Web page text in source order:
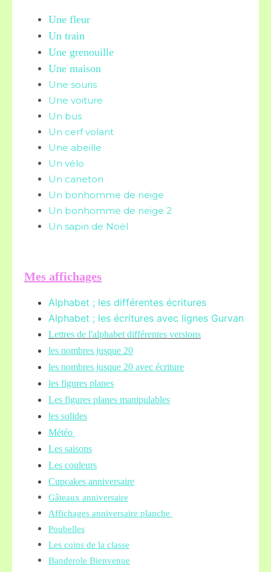
Une fleur
Un train
Une grenouille
Une maison
Une souris
Une voiture
Un bus
Un cerf volant
Une abeille
Un vélo
Un caneton
Un bonhomme de neige
Un bonhomme de neige 2
Un sapin de Noël
Mes affichages
Alphabet ; les différentes écritures
Alphabet ; les écritures avec lignes Gurvan
Lettres de l'alphabet différentes versions
les nombres jusque 20
les nombres jusque 20 avec écriture
les figures planes
Les figures planes manipulables
les solides
Météo
Les saisons
Les couleurs
Cupcakes anniversaire
Gâteaux anniversaire
Affichages anniversaire planche
Poubelles
Les coins de la classe
Banderole Bienvenue